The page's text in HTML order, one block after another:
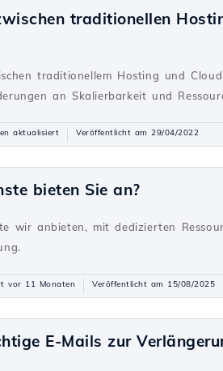
traditionellen
traditionellem Hosting und
an Skalierbarkeit und
aktualisiert Veröffentlicht am 29/04/2022
bieten Sie an?
wir anbieten, mit dedizierten
vor 11 Monaten Veröffentlicht am 15/08/2025
E-Mails zur